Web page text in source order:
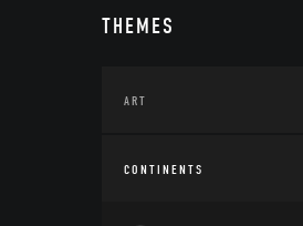
THEMES
ART
CONTINENTS